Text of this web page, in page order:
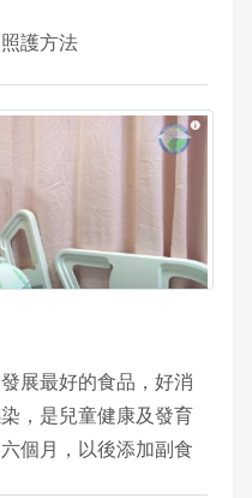
護方法
展最好的食品，好消
，是兒童健康及發育
個月，以後添加副食